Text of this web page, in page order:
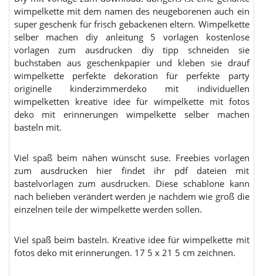
wimpelkette mit dem namen des neugeborenen auch ein
super geschenk für frisch gebackenen eltern. Wimpelkette
selber machen diy anleitung 5 vorlagen kostenlose
vorlagen zum ausdrucken diy tipp schneiden sie
buchstaben aus geschenkpapier und kleben sie drauf
wimpelkette perfekte dekoration für perfekte party
originelle kinderzimmerdeko mit individuellen
wimpelketten kreative idee für wimpelkette mit fotos
deko mit erinnerungen wimpelkette selber machen
basteln mit.
Viel spaß beim nähen wünscht suse. Freebies vorlagen
zum ausdrucken hier findet ihr pdf dateien mit
bastelvorlagen zum ausdrucken. Diese schablone kann
nach belieben verändert werden je nachdem wie groß die
einzelnen teile der wimpelkette werden sollen.
Viel spaß beim basteln. Kreative idee für wimpelkette mit
fotos deko mit erinnerungen. 17 5 x 21 5 cm zeichnen.